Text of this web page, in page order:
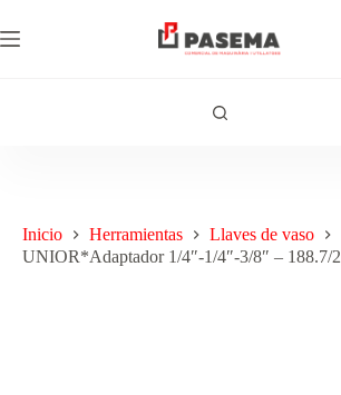
Inicio Herramientas
Llaves de vaso
UNIOR*Adaptador 1/4″-1/4″-3/8″ – 188.7/2